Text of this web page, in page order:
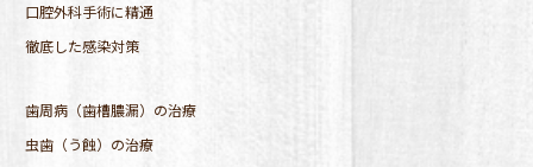
口腔外科手術に精通
徹底した感染対策
歯周病（歯槽膿漏）の治療
虫歯（う蝕）の治療